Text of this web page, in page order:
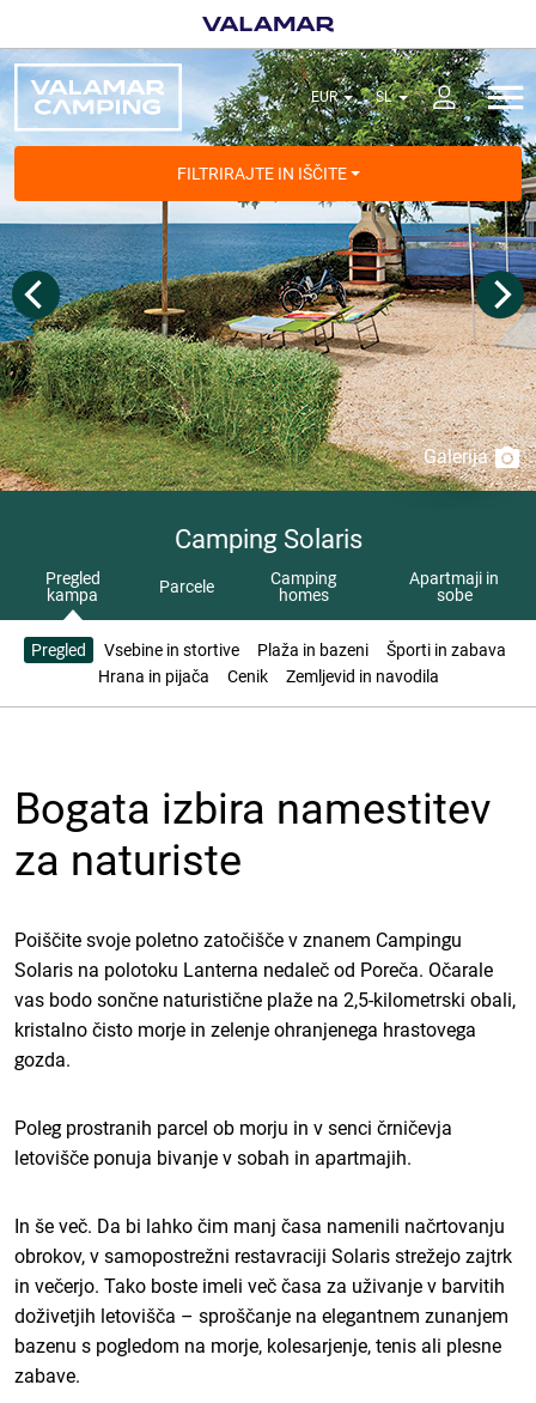
FILTRIRAJTE IN IŠČITE
Galerija
Camping Solaris
Pregled
kampa
Parcele
Camping
homes
Apartmaji in
sobe
Pregled Vsebine in stortive Plaža in bazeni
Športi in zabava
Hrana in pijača
Cenik Zemljevid in navodila
Bogata izbira namestitev
za naturiste
Poiščite svoje poletno zatočišče v znanem Campingu
Solaris na polotoku Lanterna nedaleč od Poreča. Očarale
vas bodo sončne naturistične plaže na 2,5-kilometrski obali,
kristalno čisto morje in zelenje ohranjenega hrastovega
gozda.
Poleg prostranih parcel ob morju in v senci črničevja
letovišče ponuja bivanje v sobah in apartmajih.
In še več. Da bi lahko čim manj časa namenili načrtovanju
obrokov, v samopostrežni restavraciji Solaris strežejo zajtrk
in večerjo. Tako boste imeli več časa za uživanje v barvitih
doživetjih letovišča – sproščanje na elegantnem zunanjem
bazenu s pogledom na morje, kolesarjenje, tenis ali plesne
zabave.